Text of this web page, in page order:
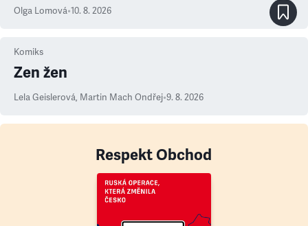
Olga Lomová•10. 8. 2026
Komiks
Zen žen
Lela Geislerová, Martin Mach Ondřej•9. 8. 2026
Respekt Obchod